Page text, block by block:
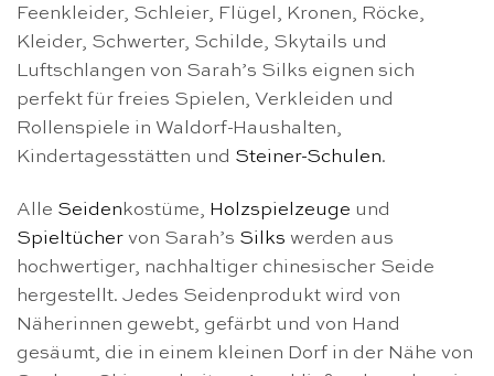
Feenkleider, Schleier, Flügel, Kronen, Röcke,
Kleider, Schwerter, Schilde, Skytails und
Luftschlangen von Sarah’s Silks eignen sich
perfekt für freies Spielen, Verkleiden und
Rollenspiele in Waldorf-Haushalten,
Kindertagesstätten und Steiner-Schulen.
Alle Seiden kostüme, Holzspielzeuge und
Spieltücher von Sarah’s Silks werden aus
hochwertiger, nachhaltiger chinesischer Seide
hergestellt. Jedes Seidenprodukt wird von
Näherinnen gewebt, gefärbt und von Hand
gesäumt, die in einem kleinen Dorf in der Nähe von